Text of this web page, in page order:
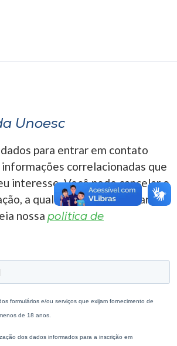
Unoesc
para entrar em contato
correlacionadas que
interesse. Você pode cancelar o
a qualquer momento. Para
nossa política de